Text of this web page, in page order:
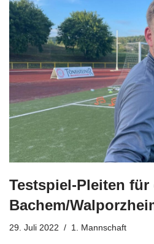
Testspiel-Pleiten für
Bachem/
29. Juli 2022 1. Mannschaft